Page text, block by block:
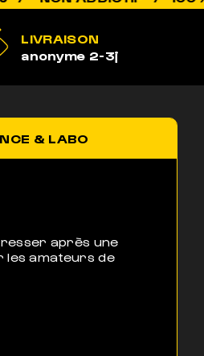
LIVRAISON
anonyme 2-3j
& LABO
après une
les amateurs de